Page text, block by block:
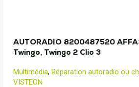
AUTORADIO 8200487520
Twingo, Twingo 2 Clio 3
Multimédia, Réparation autoradio ou
VISTEON